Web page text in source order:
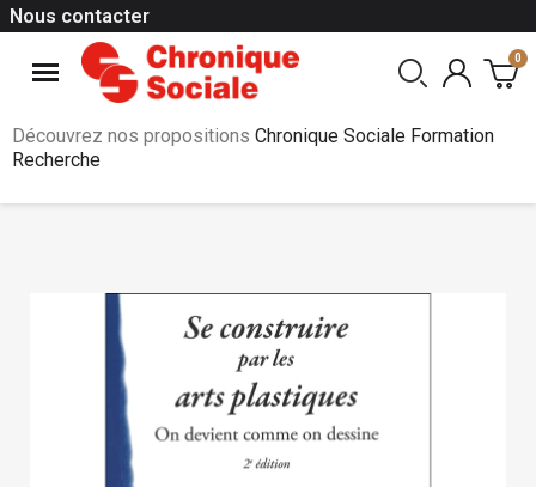
Nous contacter
Découvrez nos propositions Chronique Sociale Formation
Recherche